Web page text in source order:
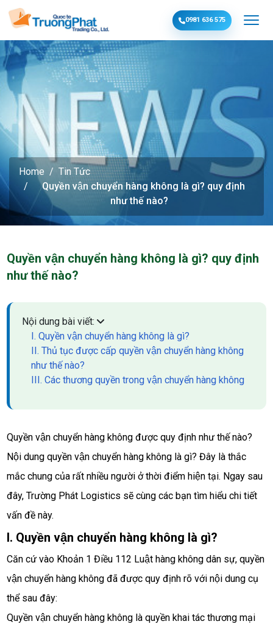
0981 636 575
Home
Tin Tức
Quyền vận chuyển hàng không là gì? quy định
như thế nào?
Quyền vận chuyển hàng không là gì? quy định
như thế nào?
Nội dung bài viết:
I. Quyền vận chuyển hàng không là gì?
II. Thủ tục được cấp quyền vận chuyển hàng không
như thế nào?
III. Các thương quyền trong vận chuyển hàng không
Quyền vận chuyển hàng không được quy định như thế nào?
Nội dung quyền vận chuyển hàng không là gì? Đây là thắc
mắc chung của rất nhiều người ở thời điểm hiện tại. Ngay sau
đây, Trường Phát Logistics sẽ cùng các bạn tìm hiểu chi tiết
vấn đề này.
I. Quyền vận chuyển hàng không là gì?
Căn cứ vào Khoản 1 Điều 112 Luật hàng không dân sự, quyền
vận chuyển hàng không đã được quy định rõ với nội dung cụ
thể sau đây:
Quyền vận chuyển hàng không là quyền khai tác thương mại